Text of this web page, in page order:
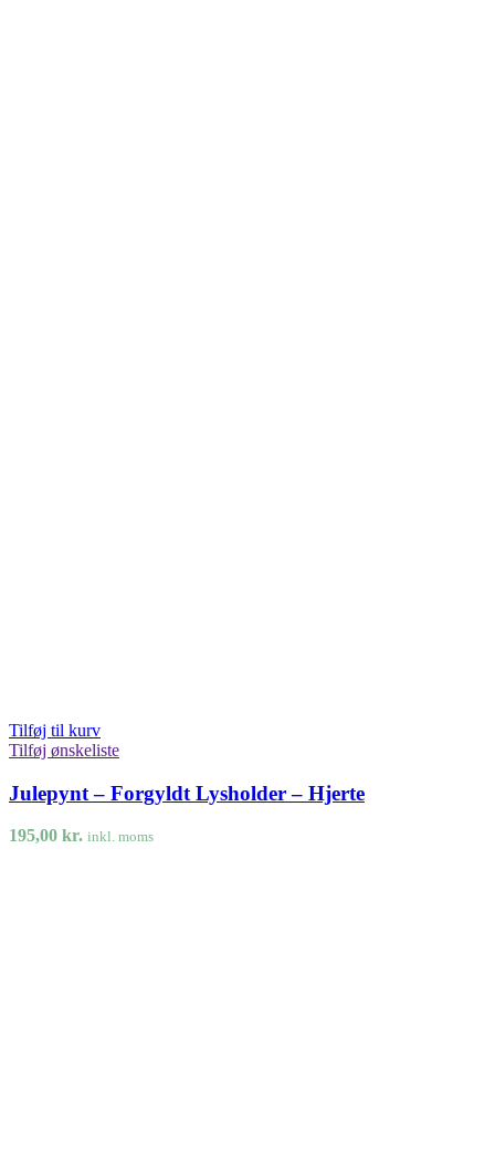
Tilføj til kurv
Tilføj ønskeliste
Julepynt – Forgyldt Lysholder – Hjerte
195,00 kr. inkl. moms